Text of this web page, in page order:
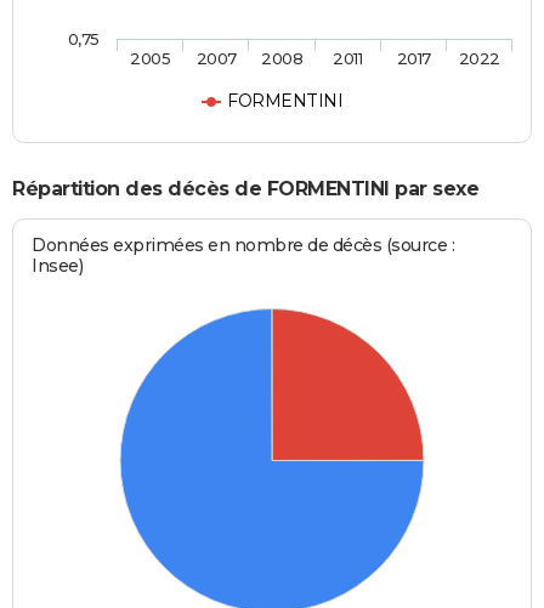
FORMENTINI
2005 2007 2008 2011 2017 2022
0,75
Répartition des décès de FORMENTINI par sexe
Données exprimées en nombre de décès (source :
Insee)